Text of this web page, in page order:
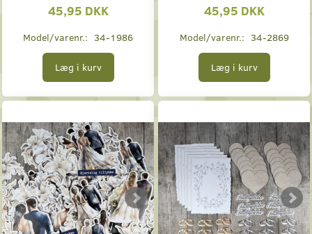
45,95 DKK
Model/varenr.: 34-1986
Læg i kurv
45,95 DKK
Model/varenr.: 34-2869
Læg i kurv